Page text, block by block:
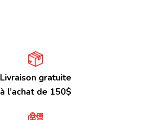
Livraison gratuite
à l’achat de 150$